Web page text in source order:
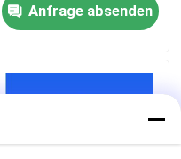
Anfrage absenden